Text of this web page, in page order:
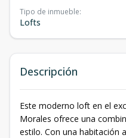
Tipo de inmueble:
Lofts
Descripción
Este moderno loft en el
Morales ofrece una
estilo. Con una habitación